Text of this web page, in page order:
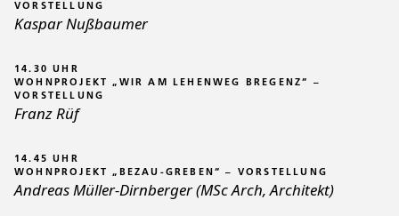
VORSTELLUNG
Kaspar Nußbaumer
14.30 UHR
WOHNPROJEKT „WIR AM LEHENWEG BREGENZ“ –
VORSTELLUNG
Franz Rüf
14.45 UHR
WOHNPROJEKT „BEZAU-GREBEN“ – VORSTELLUNG
Andreas Müller-Dirnberger (MSc Arch, Architekt)